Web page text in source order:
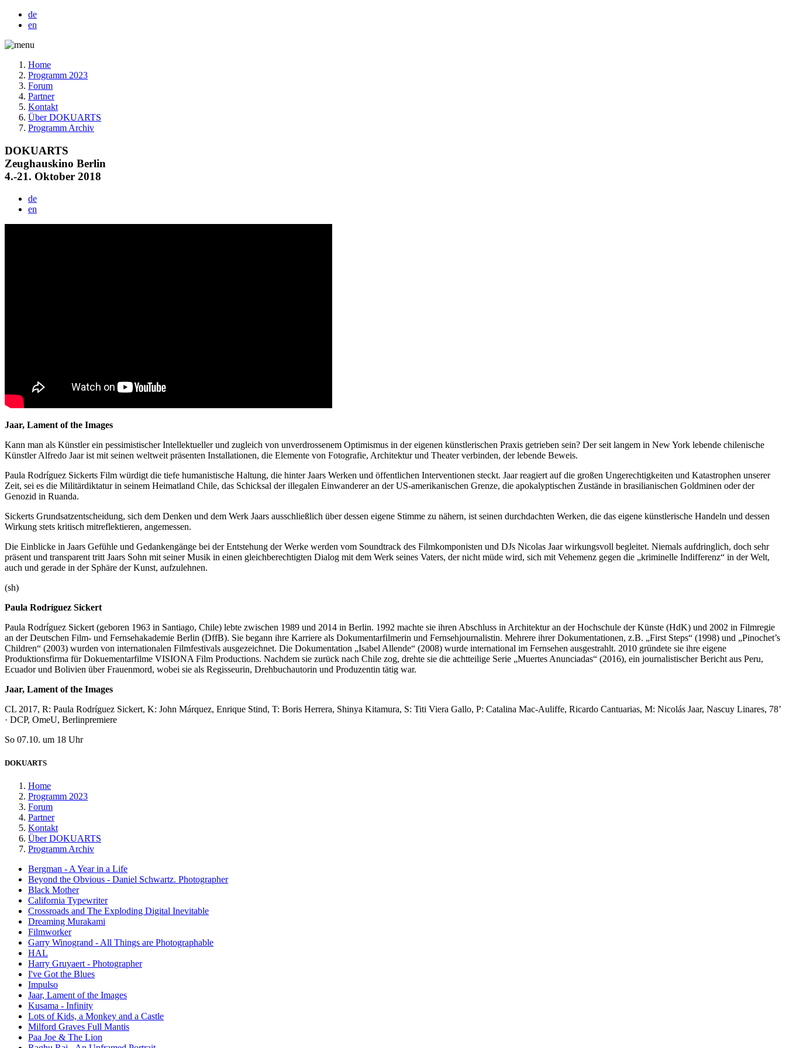
de
en
Home
Programm 2023
Forum
Partner
Kontakt
Über DOKUARTS
Programm Archiv
DOKUARTS
Zeughauskino Berlin
4.-21. Oktober 2018
de
en
Jaar, Lament of the Images
Kann man als Künstler ein pessimistischer Intellektueller und zugleich von unverdrossenem Optimismus in der eigenen künstlerischen Praxis getrieben sein? Der seit langem in New York lebende chilenische
Künstler Alfredo Jaar ist mit seinen weltweit präsenten Installationen, die Elemente von Fotografie, Architektur und Theater verbinden, der lebende Beweis.
Paula Rodríguez Sickerts Film würdigt die tiefe humanistische Haltung, die hinter Jaars Werken und öffentlichen Interventionen steckt. Jaar reagiert auf die großen Ungerechtigkeiten und Katastrophen unserer
Zeit, sei es die Militärdiktatur in seinem Heimatland Chile, das Schicksal der illegalen Einwanderer an der US-amerikanischen Grenze, die apokalyptischen Zustände in brasilianischen Goldminen oder der
Genozid in Ruanda.
Sickerts Grundsatzentscheidung, sich dem Denken und dem Werk Jaars ausschließlich über dessen eigene Stimme zu nähern, ist seinen durchdachten Werken, die das eigene künstlerische Handeln und dessen
Wirkung stets kritisch mitreflektieren, angemessen.
Die Einblicke in Jaars Gefühle und Gedankengänge bei der Entstehung der Werke werden vom Soundtrack des Filmkomponisten und DJs Nicolas Jaar wirkungsvoll begleitet. Niemals aufdringlich, doch sehr
präsent und transparent tritt Jaars Sohn mit seiner Musik in einen gleichberechtigten Dialog mit dem Werk seines Vaters, der nicht müde wird, sich mit Vehemenz gegen die „kriminelle Indifferenz“ in der Welt,
auch und gerade in der Sphäre der Kunst, aufzulehnen.
(sh)
Paula Rodríguez Sickert
Paula Rodríguez Sickert (geboren 1963 in Santiago, Chile) lebte zwischen 1989 und 2014 in Berlin. 1992 machte sie ihren Abschluss in Architektur an der Hochschule der Künste (HdK) und 2002 in Filmregie
an der Deutschen Film- und Fernsehakademie Berlin (DffB). Sie begann ihre Karriere als Dokumentarfilmerin und Fernsehjournalistin. Mehrere ihrer Dokumentationen, z.B. „First Steps“ (1998) und „Pinochet’s
Children“ (2003) wurden von internationalen Filmfestivals ausgezeichnet. Die Dokumentation „Isabel Allende“ (2008) wurde international im Fernsehen ausgestrahlt. 2010 gründete sie ihre eigene
Produktionsfirma für Dokuementarfilme VISIONA Film Productions. Nachdem sie zurück nach Chile zog, drehte sie die achtteilige Serie „Muertes Anunciadas“ (2016), ein journalistischer Bericht aus Peru,
Ecuador und Bolivien über Frauenmord, wobei sie als Regisseurin, Drehbuchautorin und Produzentin tätig war.
Jaar, Lament of the Images
CL 2017, R: Paula Rodríguez Sickert, K: John Márquez, Enrique Stind, T: Boris Herrera, Shinya Kitamura, S: Titi Viera Gallo, P: Catalina Mac-Auliffe, Ricardo Cantuarias, M: Nicolás Jaar, Nascuy Linares, 78’
· DCP, OmeU, Berlinpremiere
So 07.10. um 18 Uhr
DOKUARTS
Home
Programm 2023
Forum
Partner
Kontakt
Über DOKUARTS
Programm Archiv
Bergman - A Year in a Life
Beyond the Obvious - Daniel Schwartz. Photographer
Black Mother
California Typewriter
Crossroads and The Exploding Digital Inevitable
Dreaming Murakami
Filmworker
Garry Winogrand - All Things are Photographable
HAL
Harry Gruyaert - Photographer
I've Got the Blues
Impulso
Jaar, Lament of the Images
Kusama - Infinity
Lots of Kids, a Monkey and a Castle
Milford Graves Full Mantis
Paa Joe & The Lion